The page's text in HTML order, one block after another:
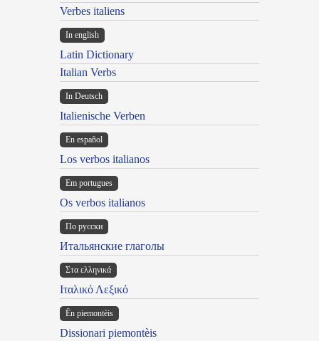
Verbes italiens
In english
Latin Dictionary
Italian Verbs
In Deutsch
Italienische Verben
En español
Los verbos italianos
Em portugues
Os verbos italianos
По русски
Итальянские глаголы
Στα ελληνικά
Ιταλικό Λεξικό
Ën piemontèis
Dissionari piemontèis